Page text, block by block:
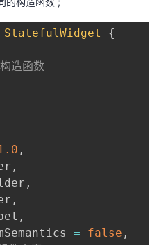
StatefulWidget {
造函数
,
,
,
,
,
= false ,